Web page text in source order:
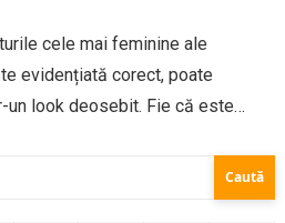
cele mai feminine ale
evidențiată corect, poate
un look deosebit. Fie că este